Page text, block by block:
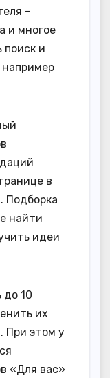
–
и многое
поиск и
в
Подборка
найти
идеи
до 10
их
При этом у
«Для вас»